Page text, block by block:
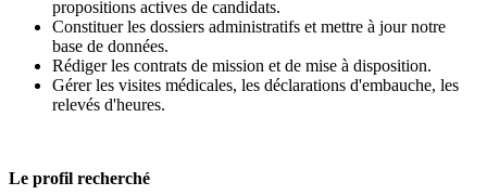
propositions actives de candidats.
Constituer les dossiers administratifs et mettre à jour notre
base de données.
Rédiger les contrats de mission et de mise à disposition.
Gérer les visites médicales, les déclarations d'embauche, les
relevés d'heures.
Le profil recherché